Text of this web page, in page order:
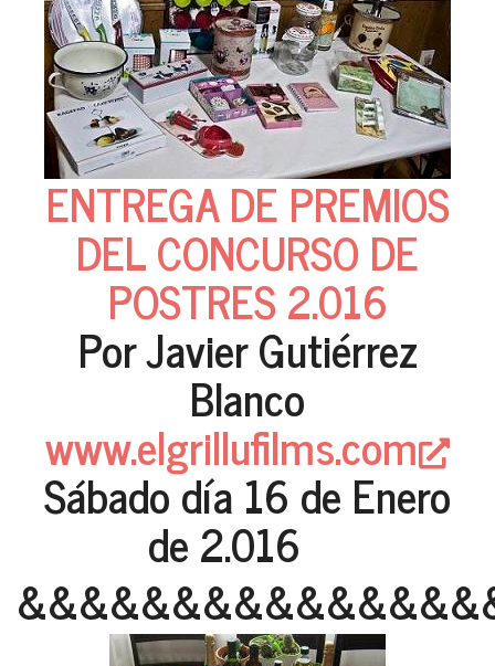
ENTREGA DE PREMIOS
DEL CONCURSO DE
POSTRES 2.016
Por Javier Gutiérrez
Blanco
www.elgrillufilms.com
Sábado día 16 de Enero
de 2.016